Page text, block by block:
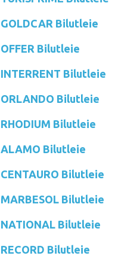
GOLDCAR Bilutleie
OFFER Bilutleie
INTERRENT Bilutleie
ORLANDO Bilutleie
RHODIUM Bilutleie
ALAMO Bilutleie
CENTAURO Bilutleie
MARBESOL Bilutleie
NATIONAL Bilutleie
RECORD Bilutleie